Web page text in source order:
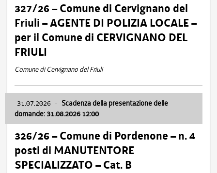
327/26 – Comune di Cervignano del
Friuli – AGENTE DI POLIZIA LOCALE –
per il Comune di CERVIGNANO DEL
FRIULI
Comune di Cervignano del Friuli
31.07.2026 - Scadenza della presentazione delle
domande: 31.08.2026 12:00
326/26 – Comune di Pordenone – n. 4
posti di MANUTENTORE
SPECIALIZZATO – Cat. B